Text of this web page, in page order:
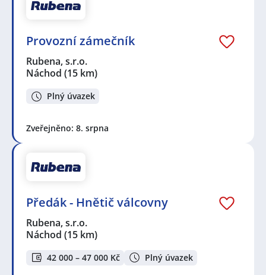
Provozní zámečník
Rubena, s.r.o.
Náchod (15 km)
Plný úvazek
Zveřejněno: 8. srpna
Předák - Hnětič válcovny
Rubena, s.r.o.
Náchod (15 km)
42 000 – 47 000 Kč Plný úvazek